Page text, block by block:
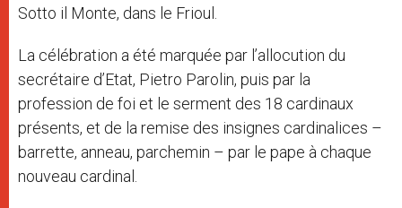
Sotto il Monte, dans le Frioul.
La célébration a été marquée par l’allocution du
secrétaire d’Etat, Pietro Parolin, puis par la
profession de foi et le serment des 18 cardinaux
présents, et de la remise des insignes cardinalices –
barrette, anneau, parchemin – par le pape à chaque
nouveau cardinal.